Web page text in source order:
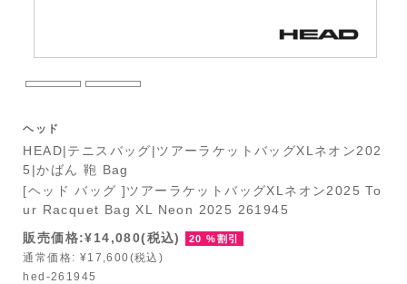
ヘッド
HEAD|テニスバッグ|ツアーラケットバッグXLネオン202
5|かばん 鞄 Bag
[ヘッド バッグ ]ツアーラケットバッグXLネオン2025 To
ur Racquet Bag XL Neon 2025 261945
販売価格:¥14,080(税込)
20 %割引
通常価格: ¥17,600(税込)
hed-261945